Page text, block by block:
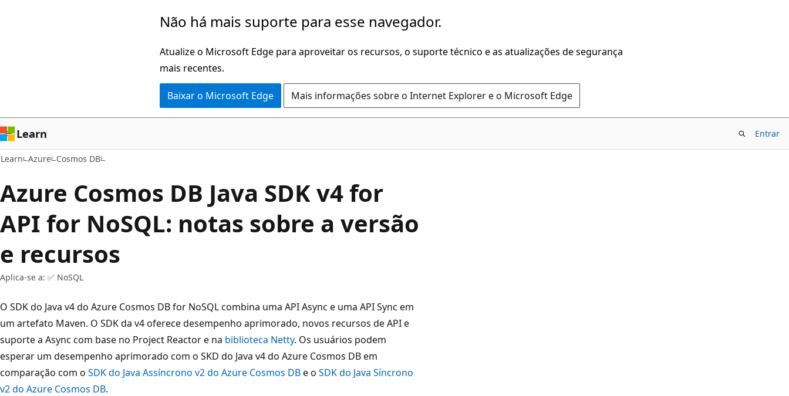
Não há mais suporte para esse navegador.
Atualize o Microsoft Edge para aproveitar os recursos, o suporte técnico e as atualizações de segurança
mais recentes.
Baixar o Microsoft Edge Mais informações sobre o Internet Explorer e o Microsoft Edge
Learn Entrar
Learn Azure Cosmos DB
Azure Cosmos DB Java SDK v4 for
API for NoSQL: notas sobre a versão
e recursos
Aplica-se a: ✅ NoSQL
O SDK do Java v4 do Azure Cosmos DB for NoSQL combina uma API Async e uma API Sync em
um artefato Maven. O SDK da v4 oferece desempenho aprimorado, novos recursos de API e
suporte a Async com base no Project Reactor e na biblioteca Netty. Os usuários podem
esperar um desempenho aprimorado com o SKD do Java v4 do Azure Cosmos DB em
comparação com o SDK do Java Assíncrono v2 do Azure Cosmos DBe o SDK do Java Síncrono
v2 do Azure Cosmos DB.